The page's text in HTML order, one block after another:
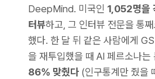
DeepMind. 미국인 1,052명을
터뷰하고, 그 인터뷰 전문을 통
했다. 한 달 뒤 같은 사람에게
을 재투입했을 때 AI 페르소나는
86% 맞췄다 (인구통계만 줬을